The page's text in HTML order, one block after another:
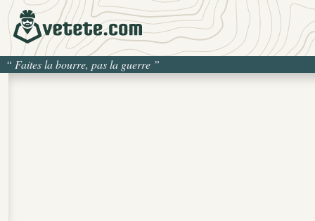
“ Faites la bourre, pas la guerre ”